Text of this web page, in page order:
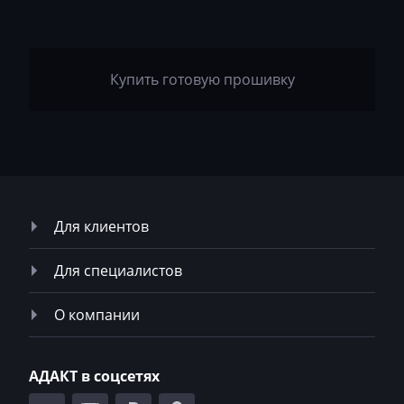
Omoda
Opel
Oting
Otokar
Pellenc
Купить готовую прошивку
Для клиентов
Для специалистов
О компании
АДАКТ в соцсетях